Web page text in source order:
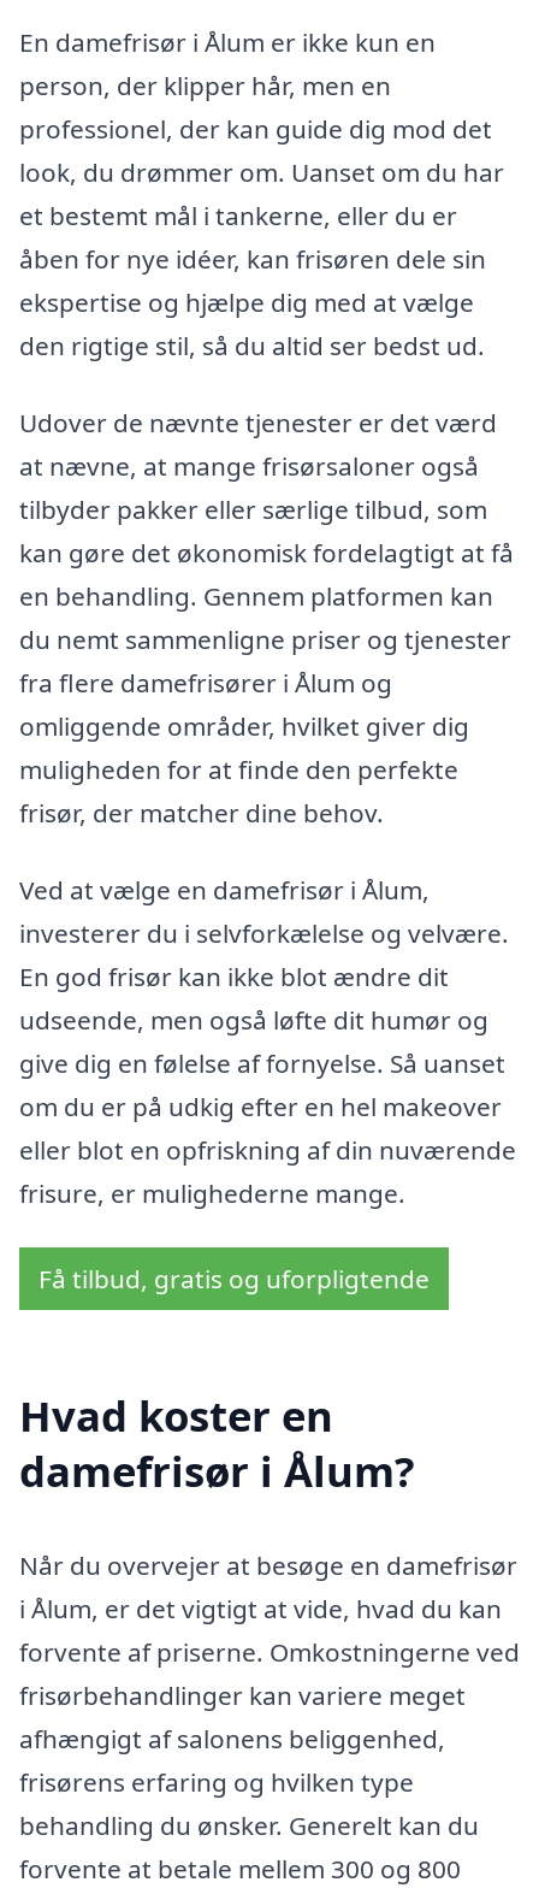
En damefrisør i Ålum er ikke kun en
person, der klipper hår, men en
professionel, der kan guide dig mod det
look, du drømmer om. Uanset om du har
et bestemt mål i tankerne, eller du er
åben for nye idéer, kan frisøren dele sin
ekspertise og hjælpe dig med at vælge
den rigtige stil, så du altid ser bedst ud.
Udover de nævnte tjenester er det værd
at nævne, at mange frisørsaloner også
tilbyder pakker eller særlige tilbud, som
kan gøre det økonomisk fordelagtigt at få
en behandling. Gennem platformen kan
du nemt sammenligne priser og tjenester
fra flere damefrisører i Ålum og
omliggende områder, hvilket giver dig
muligheden for at finde den perfekte
frisør, der matcher dine behov.
Ved at vælge en damefrisør i Ålum,
investerer du i selvforkælelse og velvære.
En god frisør kan ikke blot ændre dit
udseende, men også løfte dit humør og
give dig en følelse af fornyelse. Så uanset
om du er på udkig efter en hel makeover
eller blot en opfriskning af din nuværende
frisure, er mulighederne mange.
Få tilbud, gratis og uforpligtende
Hvad koster en
damefrisør i Ålum?
Når du overvejer at besøge en damefrisør
i Ålum, er det vigtigt at vide, hvad du kan
forvente af priserne. Omkostningerne ved
frisørbehandlinger kan variere meget
afhængigt af salonens beliggenhed,
frisørens erfaring og hvilken type
behandling du ønsker. Generelt kan du
forvente at betale mellem 300 og 800